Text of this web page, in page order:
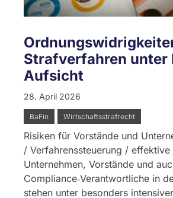
Strafverfahren unter
Aufsicht
28. April 2026
BaFin Wirtschaftsstrafrecht
Risiken für Vorstände und
/ Verfahrenssteuerung / effektive
Unternehmen, Vorstände und
Compliance‑Verantwortliche in
stehen unter besonders